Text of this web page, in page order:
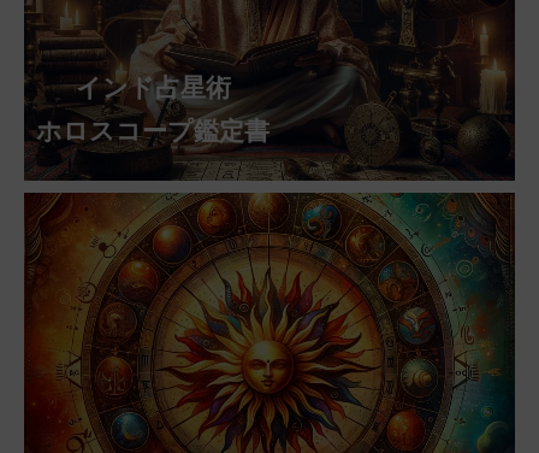
インド占星術
ホロスコープ鑑定書